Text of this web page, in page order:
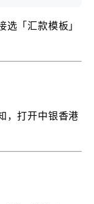
「汇款模板」
，打开中银香港